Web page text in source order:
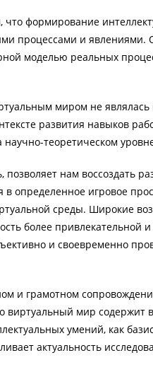
что формирование
процессами и явлениями.
моделью реальных
миром не
развития навыков
научно-теоретическом
нам воссоздать
определенное игровое
среды. Широкие
более привлекательной
и своевременно
и грамотном
мир содержит
умений, как
актуальность